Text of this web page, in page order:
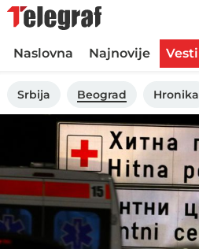
Naslovna Najnovije Vesti
Srbija Beograd Hronika